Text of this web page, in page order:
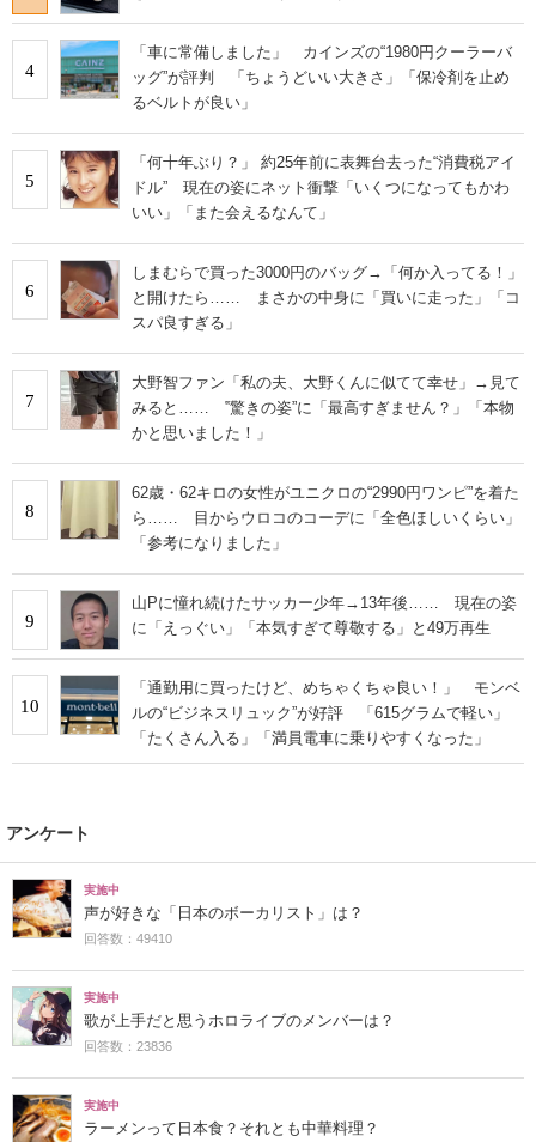
マーケ×ITの今がよく分かる
ITエンジニア向け専門サイト
企業向けIT製品の総合サイト
IT製品の技術・比較・事例
モノづくり技術者専門サイト
エレクトロニクス専門サイト
電子設計の基本と応用
建設×テクノロジーの最前線
4
「車に常備しました」 カインズの“1980円クーラーバ
ッグ”が評判 「ちょうどいい大きさ」「保冷剤を止め
るベルトが良い」
5
「何十年ぶり？」 約25年前に表舞台去った“消費税アイ
ドル” 現在の姿にネット衝撃「いくつになってもかわ
いい」「また会えるなんて」
6
しまむらで買った3000円のバッグ→「何か入ってる！」
と開けたら…… まさかの中身に「買いに走った」「コ
スパ良すぎる」
7
大野智ファン「私の夫、大野くんに似てて幸せ」→見て
みると…… ‟驚きの姿”に「最高すぎません？」「本物
かと思いました！」
8
62歳・62キロの女性がユニクロの“2990円ワンピ”を着た
ら…… 目からウロコのコーデに「全色ほしいくらい」
「参考になりました」
9
山Pに憧れ続けたサッカー少年→13年後…… 現在の姿
に「えっぐい」「本気すぎて尊敬する」と49万再生
10
「通勤用に買ったけど、めちゃくちゃ良い！」 モンベ
ルの“ビジネスリュック”が好評 「615グラムで軽い」
「たくさん入る」「満員電車に乗りやすくなった」
アンケート
実施中
声が好きな「日本のボーカリスト」は？
回答数：49410
実施中
歌が上手だと思うホロライブのメンバーは？
回答数：23836
実施中
ラーメンって日本食？それとも中華料理？